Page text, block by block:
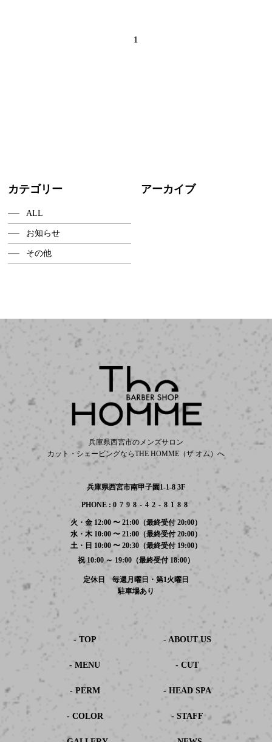
ACCESS
1
カテゴリー
ALL
お知らせ
その他
アーカイブ
兵庫県西宮市のメンズサロン
カット・シェービングならTHE HOMME（ザ オム）へ
兵庫県西宮市南甲子園1-1-8 3F
PHONE : 0798-42-8188
火・金 12:00 〜 21:00（最終受付 20:00）
水・木 10:00 〜 21:00（最終受付 20:00）
土・日 10:00 〜 20:30（最終受付 19:00）
祝 10:00 ～ 19:00（最終受付 18:00）
定休日 毎週月曜日・第1火曜日
駐車場あり
- TOP - ABOUT US
- MENU - CUT
- PERM - HEAD SPA
- COLOR - STAFF